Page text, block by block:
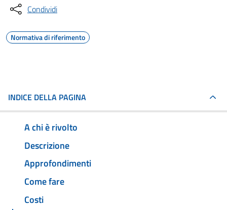
Condividi
Normativa di riferimento
INDICE DELLA PAGINA
A chi è rivolto
Descrizione
Approfondimenti
Come fare
Costi